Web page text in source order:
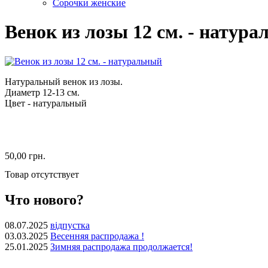
Сорочки женские
Венок из лозы 12 см. -
Натуральный венок из лозы.
Диаметр 12-13 см.
Цвет - натуральный
50,00 грн.
Товар отсутствует
Что нового?
08.07.2025 відпустка
03.03.2025 Весенняя распродажа !
25.01.2025 Зимняя распродажа продолжается!